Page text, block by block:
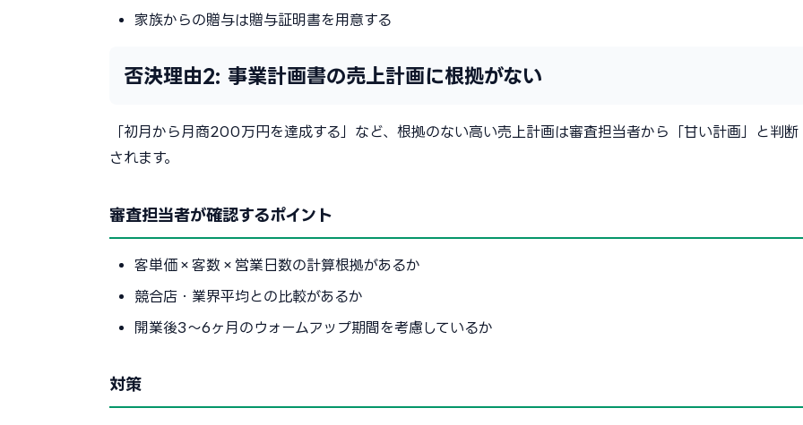
家族からの贈与は贈与証明書を用意する
否決理由2: 事業計画書の売上計画に根拠がない
「初月から月商200万円を達成する」など、根拠のない高い売上計画は審査担当者から「甘い計画」と判断
されます。
審査担当者が確認するポイント
客単価×客数×営業日数の計算根拠があるか
競合店・業界平均との比較があるか
開業後3〜6ヶ月のウォームアップ期間を考慮しているか
対策